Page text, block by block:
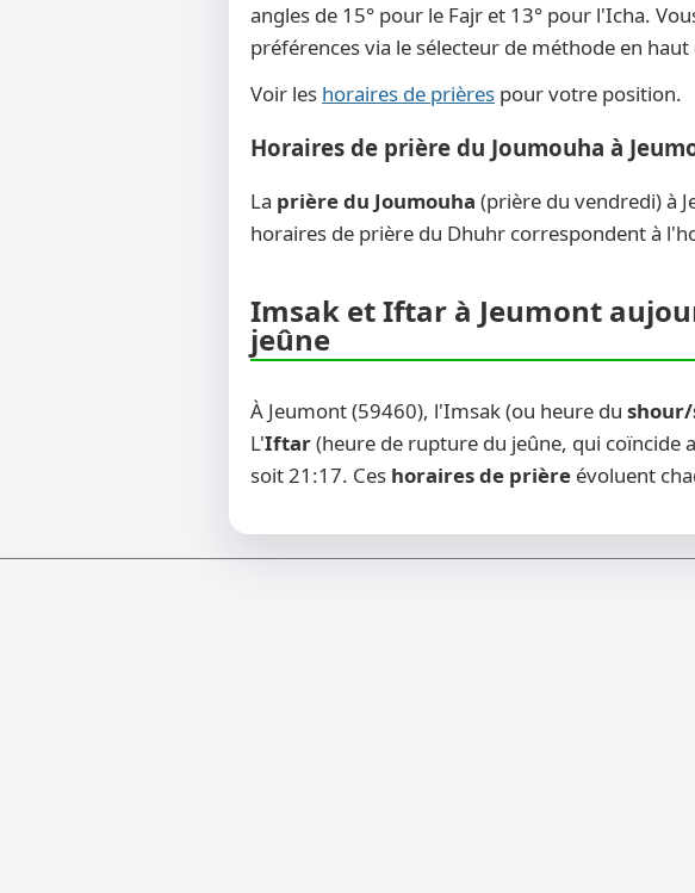
angles de 15° pour le Fajr et 13° pour l'Icha.
préférences via le sélecteur de méthode en haut
Voir les horaires de prières pour votre position.
Horaires de prière du Joumouha à
La prière du Joumouha (prière du vendredi) à
horaires de prière du Dhuhr correspondent à
Imsak et Iftar à Jeumont
jeûne
À Jeumont (59460), l'Imsak (ou heure du
L'Iftar(heure de rupture du jeûne, qui coïncide
soit 21:17. Ces horaires de prière évoluent